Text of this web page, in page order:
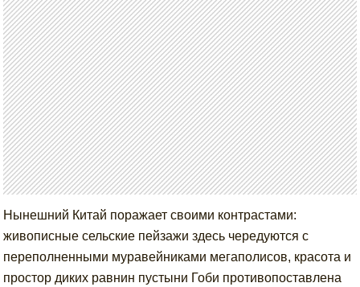
Нынешний Китай поражает своими контрастами:
живописные сельские пейзажи здесь чередуются с
переполненными муравейниками мегаполисов, красота и
простор диких равнин пустыни Гоби противопоставлена